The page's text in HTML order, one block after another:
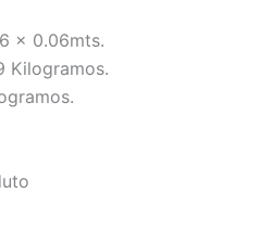
x 0.06mts.
Kilogramos.